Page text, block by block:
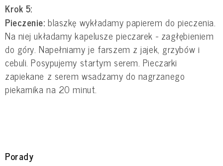
Krok 5:
Pieczenie:blaszkę wykładamy papierem do pieczenia.
Na niej układamy kapelusze pieczarek - zagłębieniem
do góry. Napełniamy je farszem z jajek, grzybów i
cebuli. Posypujemy startym serem. Pieczarki
zapiekane z serem wsadzamy do nagrzanego
piekarnika na 20 minut.
Porady